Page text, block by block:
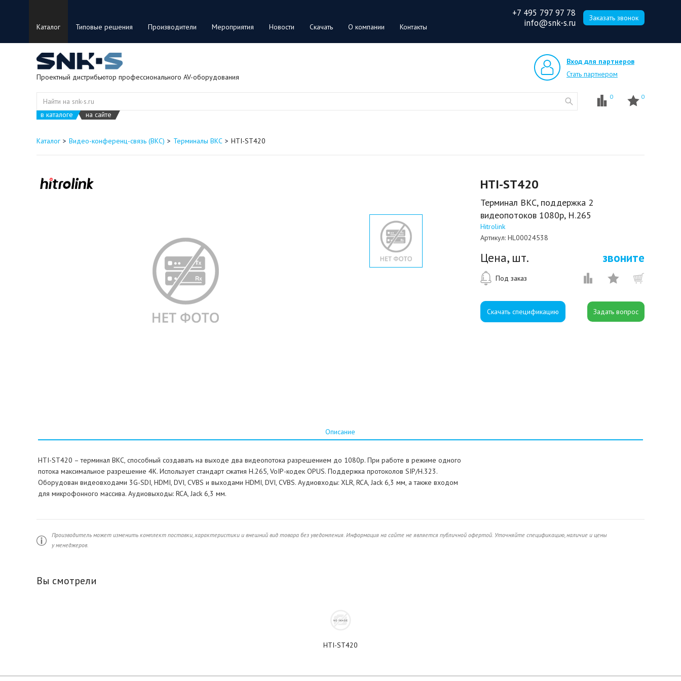
Каталог Типовые решения Производители Мероприятия Новости Скачать О компании Контакты
+7 495 797 97 78
info@snk-s.ru
Заказать звонок
Проектный дистрибьютор профессионального AV-оборудования
Вход для партнеров
Стать партнером
в каталоге на сайте
0 0
Каталог Видео-конференц-связь (ВКС) Терминалы ВКС HTI-ST420
HTI-ST420
Терминал ВКС, поддержка 2
видеопотоков 1080p, H.265
Hitrolink
Артикул: HL00024538
Цена, шт. звоните
Под заказ
Скачать спецификацию
Описание
HTI-ST420 – терминал ВКС, способный создавать на выходе два видеопотока разрешением до 1080p. При работе в режиме одного
потока максимальное разрешение 4К. Использует стандарт сжатия H.265, VoIP-кодек OPUS. Поддержка протоколов SIP/H.323.
Оборудован видеовходами 3G-SDI, HDMI, DVI, CVBS и выходами HDMI, DVI, CVBS. Аудиовходы: XLR, RCA, Jack 6,3 мм, а также входом
для микрофонного массива. Аудиовыходы: RCA, Jack 6,3 мм.
Производитель может изменить комплект поставки, характеристики и внешний вид товара без уведомления. Информация на сайте не является публичной офертой. Уточняйте спецификацию, наличие и цены
у менеджеров.
Вы смотрели
HTI-ST420